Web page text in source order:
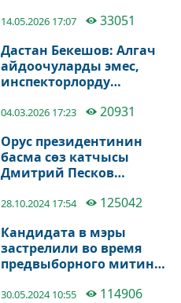
14.05.2026 17:07 33051
Дастан Бекешов: Алгач
айдоочуларды эмес,
инспекторлорду
04.03.2026 17:23 20931
Орус президентинин
басма сөз катчысы
Дмитрий Песков
негизсиз" деген
28.10.2024 17:54 125042
Кандидата в мэры
застрелили во время
предвыборного митинга
30.05.2024 10:55 114906